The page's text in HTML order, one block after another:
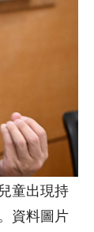
童出現持
資料圖片